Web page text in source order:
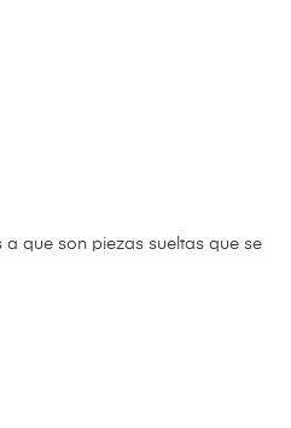
que son piezas sueltas que se